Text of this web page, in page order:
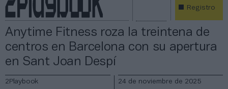
Registro
Anytime Fitness roza la treintena de
centros en Barcelona con su apertura
en Sant Joan Despí
2Playbook 24 de noviembre de 2025